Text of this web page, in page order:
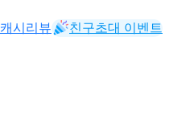
캐시리뷰 친구초대 이벤트